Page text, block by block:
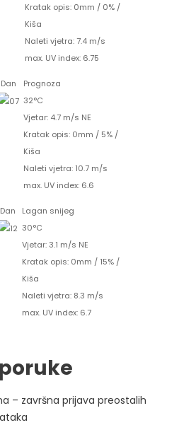
Kratak opis: 0mm / 0%/
Kiša
Naleti vjetra: 7.4 m/s
max. UV index: 6.75
Dan
Prognoza
32°C
Vjetar: 4.7 m/s NE
Kratak opis: 0mm / 5%/
Kiša
Naleti vjetra: 10.7 m/s
max. UV index: 6.6
Dan
Lagan snijeg
30°C
Vjetar: 3.1 m/s NE
Kratak opis: 0mm / 15%/
Kiša
Naleti vjetra: 8.3 m/s
max. UV index: 6.7
– završna prijava preostalih